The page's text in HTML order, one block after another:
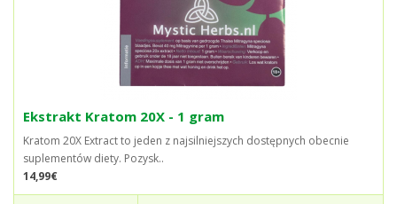
Ekstrakt Kratom 20X - 1 gram
Kratom 20X Extract to jeden z najsilniejszych dostępnych obecnie
suplementów diety. Pozysk..
14,99€